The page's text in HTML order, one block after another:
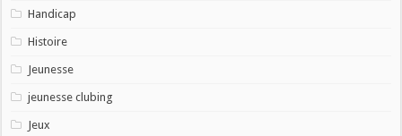
Handicap
Histoire
Jeunesse
jeunesse clubing
Jeux